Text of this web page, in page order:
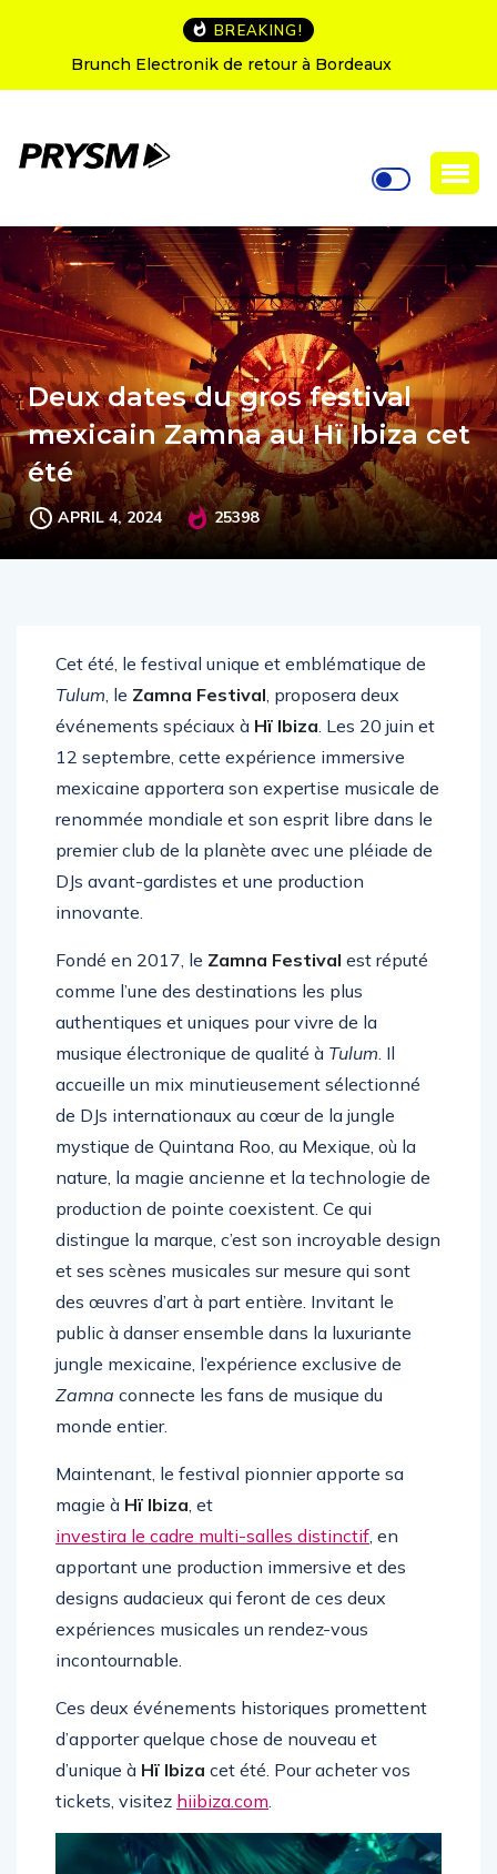
BREAKING!
L’Amnesia Ibiza fête ses 50 ans : le programme des
soirées d’ouverture
Deux dates du gros festival
mexicain Zamna au Hï Ibiza cet
été
APRIL 4, 2024 25398
Cet été, le festival unique et emblématique de
Tulum, leZamna Festival, proposera deux
événements spéciaux à Hï Ibiza . Les 20 juin et
12 septembre, cette expérience immersive
mexicaine apportera son expertise musicale de
renommée mondiale et son esprit libre dans le
premier club de la planète avec une pléiade de
DJs avant-gardistes et une production
Fondé en 2017, leZamna Festivalest réputé
comme l’une des destinations les plus
authentiques et uniques pour vivre de la
musique électronique de qualité àTulum. Il
accueille un mix minutieusement sélectionné
de DJs internationaux au cœur de la jungle
mystique de Quintana Roo, au Mexique, où la
nature, la magie ancienne et la technologie de
production de pointe coexistent. Ce qui
distingue la marque, c’est son incroyable design
et ses scènes musicales sur mesure qui sont
des œuvres d’art à part entière. Invitant le
public à danser ensemble dans la luxuriante
jungle mexicaine, l’expérience exclusive de
Zamna connecte les fans de musique du
Maintenant, le festival pionnier apporte sa
magie àHï Ibiza, et
investira le cadre multi-salles distinctif, en
apportant une production immersive et des
designs audacieux qui feront de ces deux
expériences musicales un rendez-vous
Ces deux événements historiques promettent
d’apporter quelque chose de nouveau et
d’unique àHï Ibizacet été. Pour acheter vos